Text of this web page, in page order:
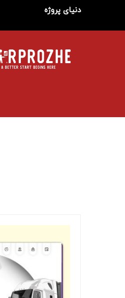
دنیای پروژه